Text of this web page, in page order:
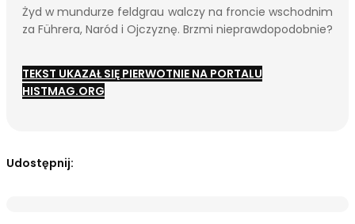
Żyd w mundurze feldgrau walczy na froncie wschodnim
za Führera, Naród i Ojczyznę. Brzmi nieprawdopodobnie?
TEKST UKAZAŁ SIĘ PIERWOTNIE NA PORTALU
HISTMAG.ORG
Udostępnij: